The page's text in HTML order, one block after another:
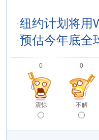
·纽约计划将用
·预估今年底全
0
震惊
0
不解